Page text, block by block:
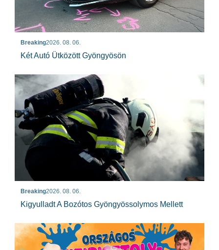
Breaking2026. 08. 06.
Két Autó Ütközött Gyöngyösön
Breaking2026. 08. 06.
Kigyulladt A Bozótos Gyöngyössolymos Mellett